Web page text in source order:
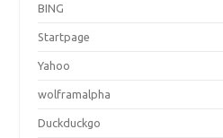
BING
Startpage
Yahoo
wolframalpha
Duckduckgo